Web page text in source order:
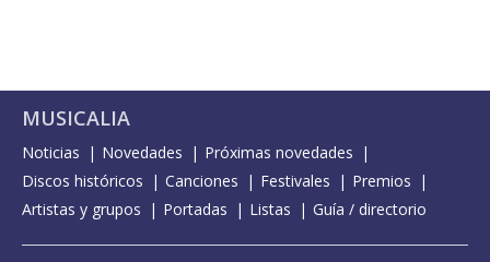
MUSICALIA
Noticias Novedades
Próximas novedades
Discos históricos
Canciones Festivales
Premios
Artistas y grupos
Portadas Listas Guía / directorio